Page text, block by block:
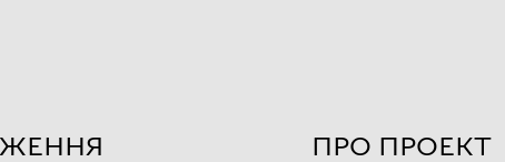
ПРО ПРОЕКТ